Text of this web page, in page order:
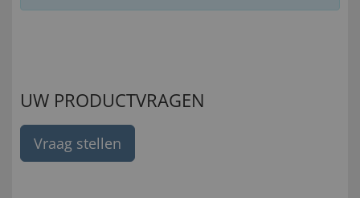
UW PRODUCTVRAGEN
Vraag stellen